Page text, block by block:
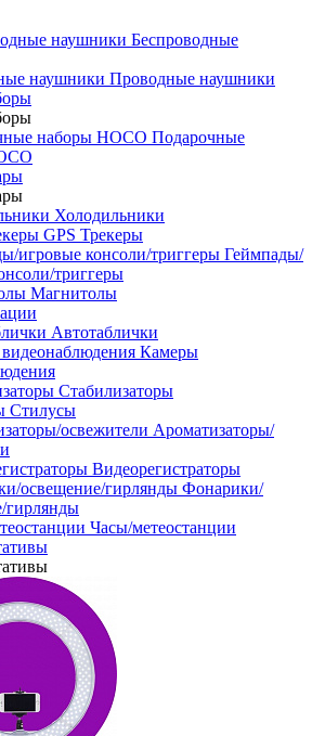
Беспроводные
Проводные наушники
Подарочные
Холодильники
GPS Трекеры
Геймпады/
триггеры
Магнитолы
Автотаблички
Камеры
Стабилизаторы
Стилусы
Ароматизаторы/
Видеорегистраторы
Фонарики/
гирлянды
Часы/метеостанции